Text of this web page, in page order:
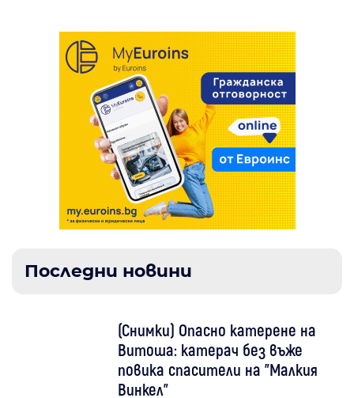
Последни новини
(Снимки) Опасно катерене на
Витоша: катерач без въже
повика спасители на "Малкия
Винкел"